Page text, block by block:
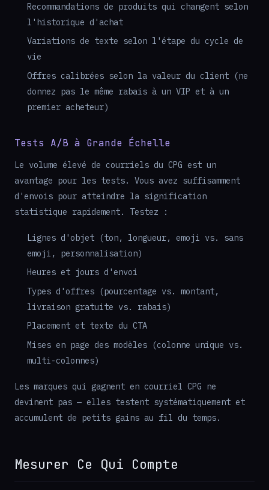
Recommandations de produits qui changent selon
l'historique d'achat
Variations de texte selon l'étape du cycle de
vie
Offres calibrées selon la valeur du client (ne
donnez pas le même rabais à un VIP et à un
premier acheteur)
Tests A/B à Grande Échelle
Le volume élevé de courriels du CPG est un
avantage pour les tests. Vous avez suffisamment
d'envois pour atteindre la signification
statistique rapidement. Testez :
Lignes d'objet (ton, longueur, emoji vs. sans
emoji, personnalisation)
Heures et jours d'envoi
Types d'offres (pourcentage vs. montant,
livraison gratuite vs. rabais)
Placement et texte du CTA
Mises en page des modèles (colonne unique vs.
multi-colonnes)
Les marques qui gagnent en courriel CPG ne
devinent pas — elles testent systématiquement et
accumulent de petits gains au fil du temps.
Mesurer Ce Qui Compte